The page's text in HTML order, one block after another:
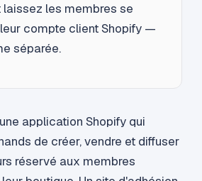
les membres se
compte client Shopify —
séparée.
application Shopify qui
de créer, vendre et diffuser
réservé aux membres